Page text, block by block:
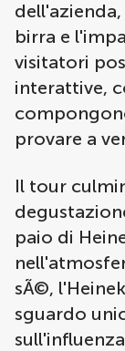
birra e
visitatori
interattive,
provare a
Il tour
paio di
sÃ©,
sguardo